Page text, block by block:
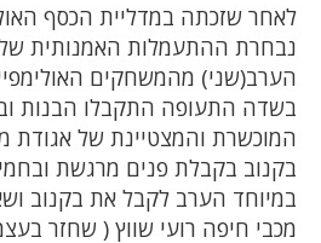
לאחר שזכתה במדליית הכסף
נבחרת ההתעמלות האמנותית
הערב(שני) מהמשחקים האולימפיים
בשדה התעופה התקבלו הבנות
המוכשרת והמצטיינת של אגודת
בקנוב בקבלת פנים מרגשת
במיוחד הערב לקבל את בקנוב
מכבי חיפה רועי שווץ ( שחזר